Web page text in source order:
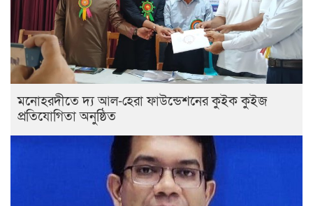
মনোহরদীতে দ্য আল-হেরা ফাউন্ডেশনের কুইক কুইজ
প্রতিযোগিতা অনুষ্ঠিত